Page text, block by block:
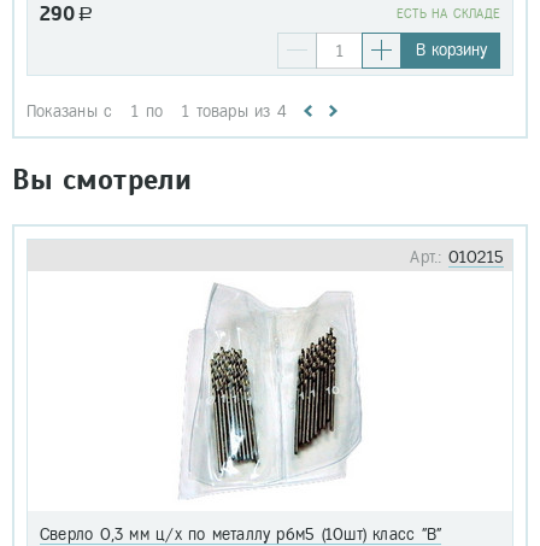
290 a EСТЬ НА СКЛАДЕ
В корзину
Показаны с 1 по 1 товары из 4
Вы смотрели
Арт.: 010215
Сверло 0,3 мм ц/х по металлу р6м5 (10шт) класс "В"